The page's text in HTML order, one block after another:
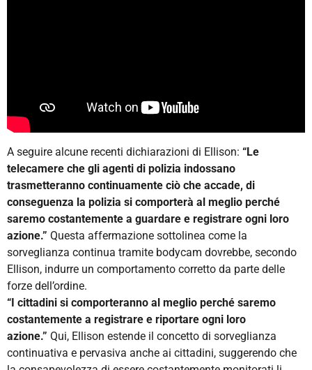
A seguire alcune recenti dichiarazioni di Ellison: “Le
telecamere che gli agenti di polizia indossano
trasmetteranno continuamente ciò che accade, di
conseguenza la polizia si comporterà al meglio perché
saremo costantemente a guardare e registrare ogni loro
azione.” Questa affermazione sottolinea come la
sorveglianza continua tramite bodycam dovrebbe, secondo
Ellison, indurre un comportamento corretto da parte delle
forze dell’ordine.
“I cittadini si comporteranno al meglio perché saremo
costantemente a registrare e riportare ogni loro
azione.” Qui, Ellison estende il concetto di sorveglianza
continuativa e pervasiva anche ai cittadini, suggerendo che